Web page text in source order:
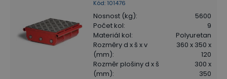
Kód: 101476
Nosnost (kg):
5600
Počet kol:
9
Materiál kol:
Polyuretan
Rozměry d x š x v
(mm):
360 x 350 x
120
Rozměr plošiny d x š
(mm):
300 x
350